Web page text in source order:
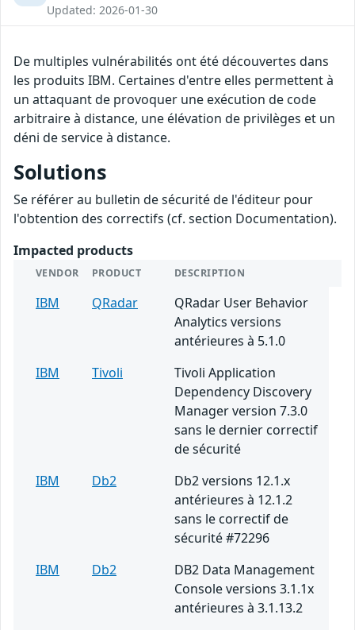
Updated: 2026-01-30
De multiples vulnérabilités ont été découvertes dans
les produits IBM. Certaines d'entre elles permettent à
un attaquant de provoquer une exécution de code
arbitraire à distance, une élévation de privilèges et un
déni de service à distance.
Solutions
Se référer au bulletin de sécurité de l'éditeur pour
l'obtention des correctifs (cf. section Documentation).
Impacted products
VENDOR PRODUCT DESCRIPTION
IBM QRadar
QRadar User Behavior
Analytics versions
antérieures à 5.1.0
IBM
Tivoli
Tivoli Application
Dependency Discovery
Manager version 7.3.0
sans le dernier correctif
de sécurité
IBM
Db2
Db2 versions 12.1.x
antérieures à 12.1.2
sans le correctif de
sécurité #72296
IBM
Db2
DB2 Data Management
Console versions 3.1.1x
antérieures à 3.1.13.2